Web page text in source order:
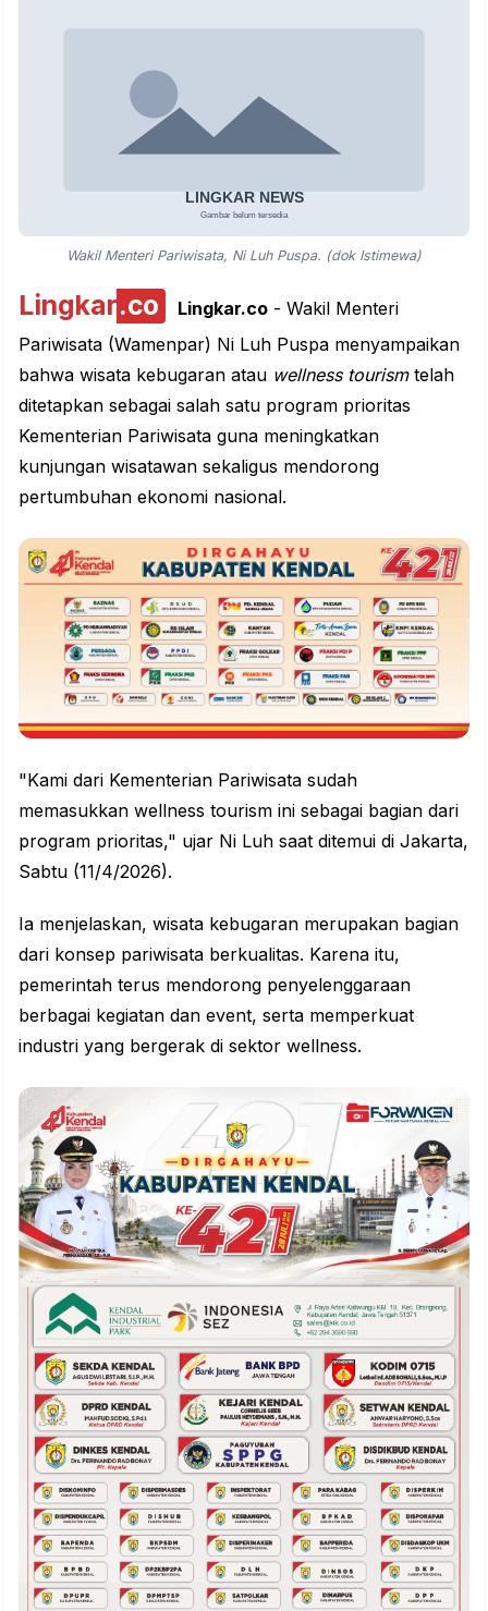
Wakil Menteri Pariwisata, Ni Luh Puspa. (dok Istimewa)
Lingkar.co Lingkar.co- Wakil Menteri
Pariwisata (Wamenpar) Ni Luh Puspa menyampaikan
bahwa wisata kebugaran atau wellness tourismtelah
ditetapkan sebagai salah satu program prioritas
Kementerian Pariwisata guna meningkatkan
kunjungan wisatawan sekaligus mendorong
pertumbuhan ekonomi nasional.
"Kami dari Kementerian Pariwisata sudah
memasukkan wellness tourism ini sebagai bagian dari
program prioritas," ujar Ni Luh saat ditemui di Jakarta,
Sabtu (11/4/2026).
Ia menjelaskan, wisata kebugaran merupakan bagian
dari konsep pariwisata berkualitas. Karena itu,
pemerintah terus mendorong penyelenggaraan
berbagai kegiatan dan event, serta memperkuat
industri yang bergerak di sektor wellness.